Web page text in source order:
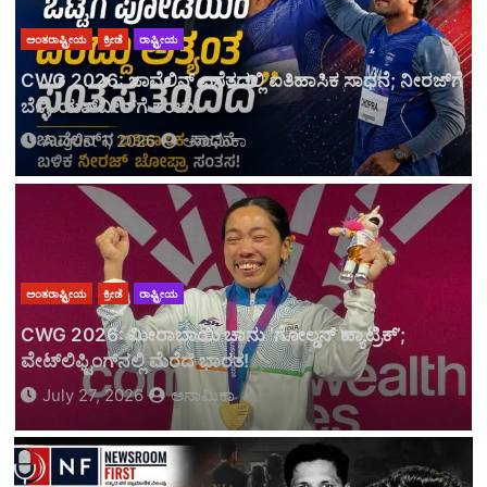
ಅಂತರಾಷ್ಟ್ರೀಯ ಕ್ರೀಡೆ ರಾಷ್ಟ್ರೀಯ
​CWG 2026: ಮೀರಾಬಾಯಿ ಚಾನು ‘ಗೋಲ್ಡನ್ ಹ್ಯಾಟ್ರಿಕ್’;
ವೇಟ್‌ಲಿಫ್ಟಿಂಗ್‌ನಲ್ಲಿ ಮೆರೆದ ಭಾರತ!
July 27, 2026 ಅನಾಮಿಕಾ
ಅಂತರಾಷ್ಟ್ರೀಯ ಅಪರಾಧ ಪ್ರಾದೇಶಿಕ ರಾಜ್ಯ ರಾಷ್ಟ್ರೀಯ
ಪ್ರವೀಣ್ ನೆಟ್ಟಾರು ಕೊಲೆ ಪ್ರಕರಣ: ಕೇರಳದ ಕೊಚ್ಚಿಯಲ್ಲಿ ಮತ್ತೊಬ್ಬ
ಪ್ರಮುಖ ಆರೋಪಿ ಎನ್.ಐ.ಎ ವಶಕ್ಕೆ
August 6, 2026 Editor
ಆಧ್ಯಾತ್ಮ ಆರೋಗ್ಯ ಮತ್ತು ಸೌಂದರ್ಯ ಧಾರ್ಮಿಕ ರಾಜ್ಯ
ದೇಹ–ಮನಸ್ಸು–ಆತ್ಮದ ಸಮತೋಲನವೇ ನಿಜವಾದ ಆರೋಗ್ಯ –
ರಾಮಚಂದ್ರಾಪುರ ಶ್ರೀ
August 5, 2026 Editor
ಆಧ್ಯಾತ್ಮ ಆರೋಗ್ಯ ಮತ್ತು ಸೌಂದರ್ಯ ಧಾರ್ಮಿಕ ಪ್ರಾದೇಶಿಕ ರಾಜ್ಯ
ದೇಹದ ಯಂತ್ರ ಕೆಟ್ಟಾಗ ಅಕಾಲದ ಹಸಿವು – ನಿದ್ದೆ –
ರಾಮಚಂದ್ರಾಪುರ ಶ್ರೀ
August 4, 2026 Editor